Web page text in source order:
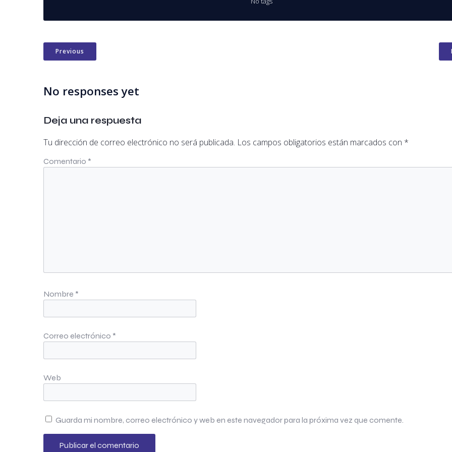
Previous
No responses yet
Deja una respuesta
Tu dirección de correo electrónico no será publicada. Los campos obligatorios están marcados con *
Comentario *
Nombre *
Correo electrónico *
Web
Guarda mi nombre, correo electrónico y web en este navegador para la próxima vez que comente.